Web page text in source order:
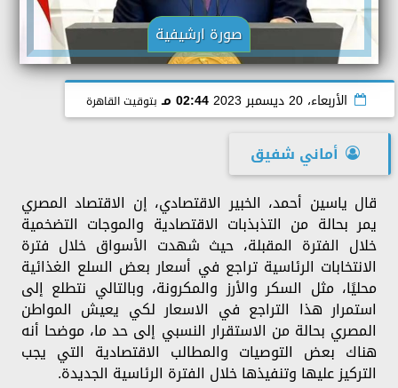
صورة ارشيفية
الأربعاء، 20 ديسمبر 2023 02:44 مـ بتوقيت القاهرة
أماني شفيق
قال ياسين أحمد، الخبير الاقتصادي، إن الاقتصاد المصري
يمر بحالة من التذبذبات الاقتصادية والموجات التضخمية
خلال الفترة المقبلة، حيث شهدت الأسواق خلال فترة
الانتخابات الرئاسية تراجع في أسعار بعض السلع الغذائية
محليًا، مثل السكر والأرز والمكرونة، وبالتالي نتطلع إلى
استمرار هذا التراجع في الاسعار لكي يعيش المواطن
المصري بحالة من الاستقرار النسبي إلى حد ما، موضحا أنه
هناك بعض التوصيات والمطالب الاقتصادية التي يجب
التركيز عليها وتنفيذها خلال الفترة الرئاسية الجديدة.